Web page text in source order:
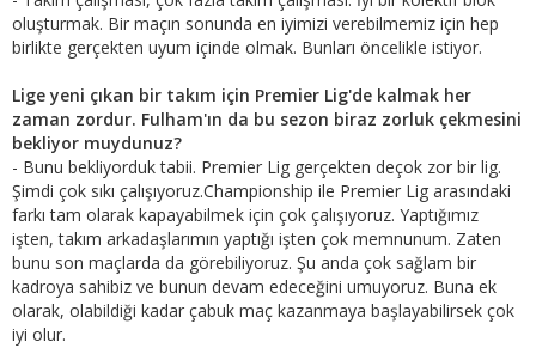
oluşturmak. Bir maçın sonunda en iyimizi verebilmemiz için hep
birlikte gerçekten uyum içinde olmak. Bunları öncelikle istiyor.
Lige yeni çıkan bir takım için Premier Lig'de kalmak her
zaman zordur. Fulham'ın da bu sezon biraz zorluk çekmesini
bekliyor muydunuz?
- Bunu bekliyorduk tabii. Premier Lig gerçekten deçok zor bir lig.
Şimdi çok sıkı çalışıyoruz.Championship ile Premier Lig arasındaki
farkı tam olarak kapayabilmek için çok çalışıyoruz. Yaptığımız
işten, takım arkadaşlarımın yaptığı işten çok memnunum. Zaten
bunu son maçlarda da görebiliyoruz. Şu anda çok sağlam bir
kadroya sahibiz ve bunun devam edeceğini umuyoruz. Buna ek
olarak, olabildiği kadar çabuk maç kazanmaya başlayabilirsek çok
iyi olur.